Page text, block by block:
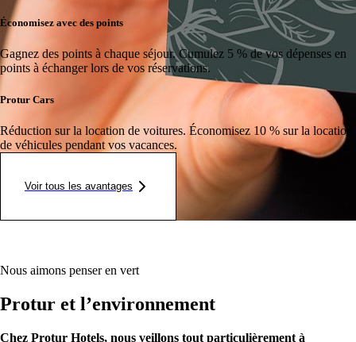
Économisez avec des points
Gagnez des points à chaque séjour. Cumulez 5 % de vos dépenses en
points à échanger lors de vos réservations.
Protur Cars
Réduction sur la location de voitures. Économisez 10 % sur la location
de véhicules pendant vos vacances.
Voir tous les avantages
Nous aimons penser en vert
Protur et l’environnement
Chez Protur Hotels, nous veillons tout particulièrement à